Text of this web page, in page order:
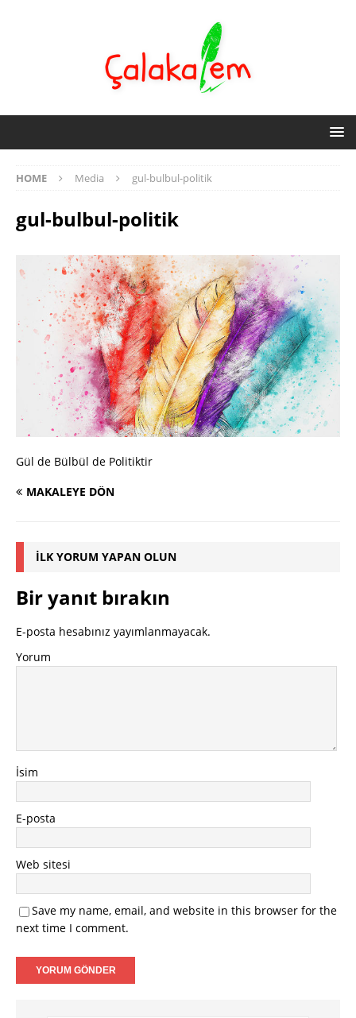
HOME Media gul-bulbul-politik
gul-bulbul-politik
Gül de Bülbül de Politiktir
MAKALEYE DÖN
İLK YORUM YAPAN OLUN
Bir yanıt bırakın
E-posta hesabınız yayımlanmayacak.
Yorum
İsim
E-posta
Web sitesi
Save my name, email, and website in this browser for the
next time I comment.